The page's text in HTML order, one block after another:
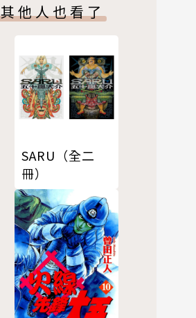
其他人也看了
SARU（全二
冊）